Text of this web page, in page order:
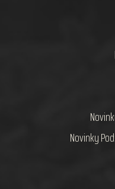
Novinky